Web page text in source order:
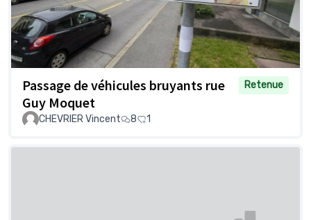
Passage de véhicules bruyants rue
Guy Moquet
Retenue
CHEVRIER Vincent 8 1